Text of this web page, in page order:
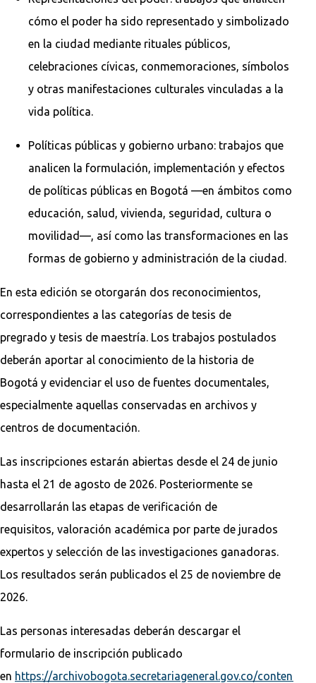
cómo el poder ha sido representado y simbolizado
en la ciudad mediante rituales públicos,
celebraciones cívicas, conmemoraciones, símbolos
y otras manifestaciones culturales vinculadas a la
vida política.
Políticas públicas y gobierno urbano: trabajos que
analicen la formulación, implementación y efectos
de políticas públicas en Bogotá —en ámbitos como
educación, salud, vivienda, seguridad, cultura o
movilidad—, así como las transformaciones en las
formas de gobierno y administración de la ciudad.
En esta edición se otorgarán dos reconocimientos,
correspondientes a las categorías de tesis de
pregrado y tesis de maestría. Los trabajos postulados
deberán aportar al conocimiento de la historia de
Bogotá y evidenciar el uso de fuentes documentales,
especialmente aquellas conservadas en archivos y
centros de documentación.
Las inscripciones estarán abiertas desde el 24 de junio
hasta el 21 de agosto de 2026. Posteriormente se
desarrollarán las etapas de verificación de
requisitos, valoración académica por parte de jurados
expertos y selección de las investigaciones ganadoras.
Los resultados serán publicados el 25 de noviembre de
2026.
Las personas interesadas deberán descargar el
formulario de inscripción publicado
en https://archivobogota.secretariageneral.gov.co/content/